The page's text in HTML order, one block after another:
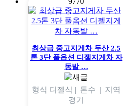
최상급 중고지게차 두산 2.5
톤 3단 풀옵션 디젤지게차 자
동발 …
형식 디젤식 | 톤수 | 지역
경기